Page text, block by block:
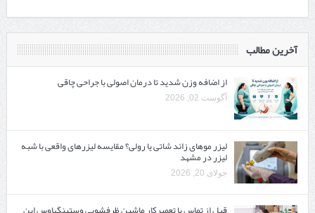
آخرین مطالب
از اضافه وزن شدید تا درمان اصولی با جراحی چاقی
آگوست 02, 2026
لیزر موهای زائد شاتی یا رولی؟ مقایسه لیزرهای واقعی با شبه‌
لیزر در مشهد
جولای 20, 2026